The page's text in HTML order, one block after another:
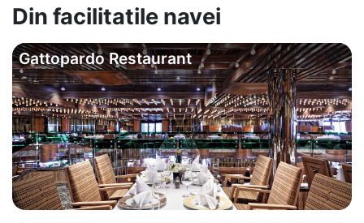
Din facilitatile navei
Gattopardo Restaurant